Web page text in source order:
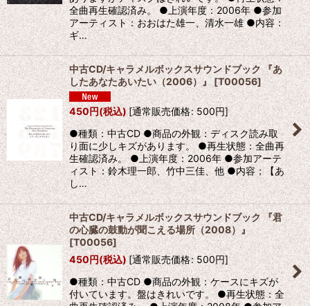
全曲再生確認済み。 ●上演年度：2006年 ●参加
アーティスト：おおはた雄一、清水一雄 ●内容：
ギ…
中古CD/キャラメルボックスサウンドブック 『あ
したあなたあいたい（2006）』 [T00056]
450円(税込)[通常販売価格: 500円]
●種類：中古CD ●商品の外観：ディスク読み取
り面に少しキズがあります。 ●再生状態：全曲再
生確認済み。 ●上演年度：2006年 ●参加アーテ
ィスト：鈴木理一郎、竹中三佳、他 ●内容；【あ
し…
中古CD/キャラメルボックスサウンドブック 『君
の心臓の鼓動が聞こえる場所（2008）』
[T00056]
450円(税込) [通常販売価格: 500円]
●種類：中古CD ●商品の外観：ケースにキズが
付いています。盤はきれいです。 ●再生状態：全